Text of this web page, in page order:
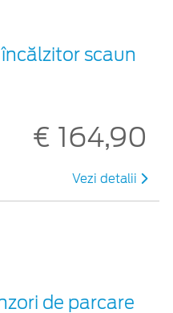
scaun
€ 164,90
Vezi detalii
de parcare